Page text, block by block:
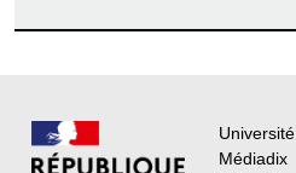
Médiadix